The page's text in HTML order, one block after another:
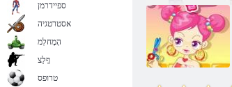
ספיידרמן
אסטרטגיה
הָמָחלִמ
ףָלַצ
טרופס